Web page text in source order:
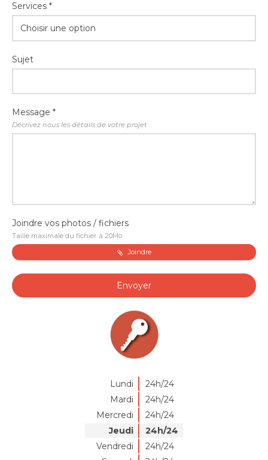
Services *
Choisir une option
Sujet
Message *
Décrivez nous les détails de votre projet
Joindre vos photos / fichiers
Taille maximale du fichier à 20Mo
Joindre
Envoyer
Lundi
24h/24
Mardi
24h/24
Mercredi
24h/24
Jeudi
24h/24
Vendredi
24h/24